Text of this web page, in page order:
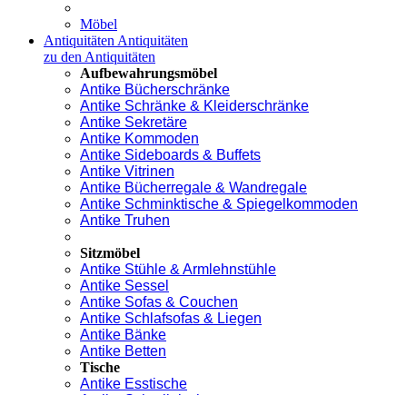
Möbel
Antiquitäten Antiquitäten
zu den Antiquitäten
Aufbewahrungsmöbel
Antike Bücherschränke
Antike Schränke & Kleiderschränke
Antike Sekretäre
Antike Kommoden
Antike Sideboards & Buffets
Antike Vitrinen
Antike Bücherregale & Wandregale
Antike Schminktische & Spiegelkommoden
Antike Truhen
Sitzmöbel
Antike Stühle & Armlehnstühle
Antike Sessel
Antike Sofas & Couchen
Antike Schlafsofas & Liegen
Antike Bänke
Antike Betten
Tische
Antike Esstische